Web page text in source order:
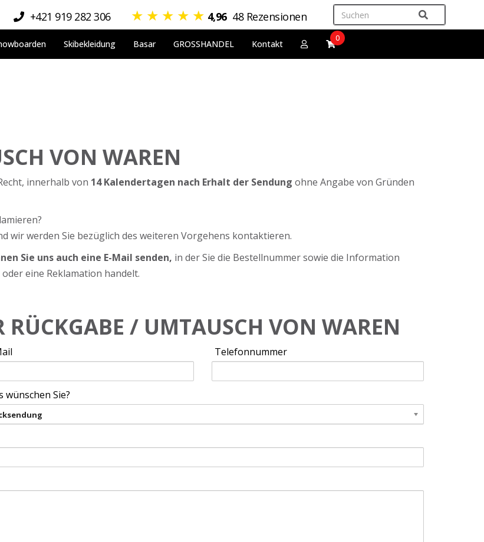
+421 919 282 306 ★ ★ ★ ★ ★ 4,96 48 Rezensionen
Skibekleidung Basar GROSSHANDEL Kontakt
0
VON WAREN
innerhalb von 14 Kalendertagen nach Erhalt der Sendung ohne Angabe von Gründen
wir werden Sie bezüglich des weiteren Vorgehens kontaktieren.
Sie uns auch eine E-Mail senden, in der Sie die Bestellnummer sowie die Information
eine Reklamation handelt.
/ UMTAUSCH VON WAREN
Telefonnummer
wünschen Sie?